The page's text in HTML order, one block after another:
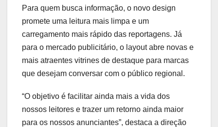
Para quem busca informação, o novo design
promete uma leitura mais limpa e um
carregamento mais rápido das reportagens. Já
para o mercado publicitário, o layout abre novas e
mais atraentes vitrines de destaque para marcas
que desejam conversar com o público regional.
“O objetivo é facilitar ainda mais a vida dos
nossos leitores e trazer um retorno ainda maior
para os nossos anunciantes”, destaca a direção